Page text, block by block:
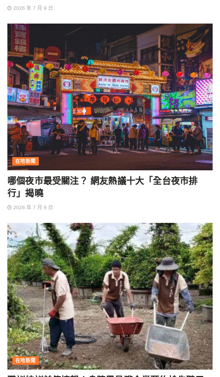
2026 年 7 月 9 日
在地新聞
哪個夜市最受關注？ 網友熱議十大「全台夜市排
行」揭曉
2026 年 7 月 9 日
在地新聞